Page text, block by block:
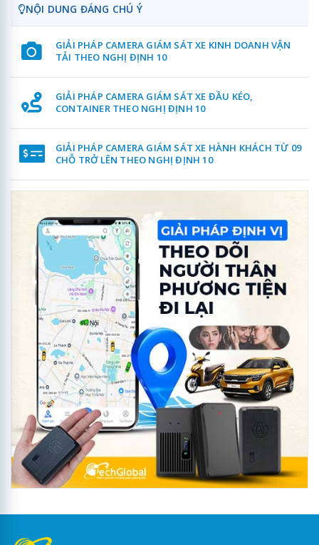
NỘI DUNG ĐÁNG CHÚ Ý
GIẢI PHÁP CAMERA GIÁM SÁT XE KINH DOANH VẬN
TẢI THEO NGHỊ ĐỊNH 10
GIẢI PHÁP CAMERA GIÁM SÁT XE ĐẦU KÉO,
CONTAINER THEO NGHỊ ĐỊNH 10
GIẢI PHÁP CAMERA GIÁM SÁT XE HÀNH KHÁCH TỪ 09
CHỖ TRỞ LÊN THEO NGHỊ ĐỊNH 10